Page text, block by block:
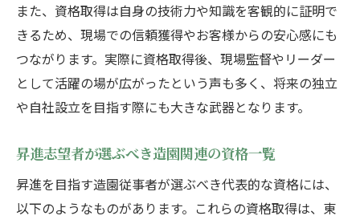
また、資格取得は自身の技術力や知識を客観的に証明で
きるため、現場での信頼獲得やお客様からの安心感にも
つながります。実際に資格取得後、現場監督やリーダー
として活躍の場が広がったという声も多く、将来の独立
や自社設立を目指す際にも大きな武器となります。
昇進志望者が選ぶべき造園関連の資格一覧
昇進を目指す造園従事者が選ぶべき代表的な資格には、
以下のようなものがあります。これらの資格取得は、東